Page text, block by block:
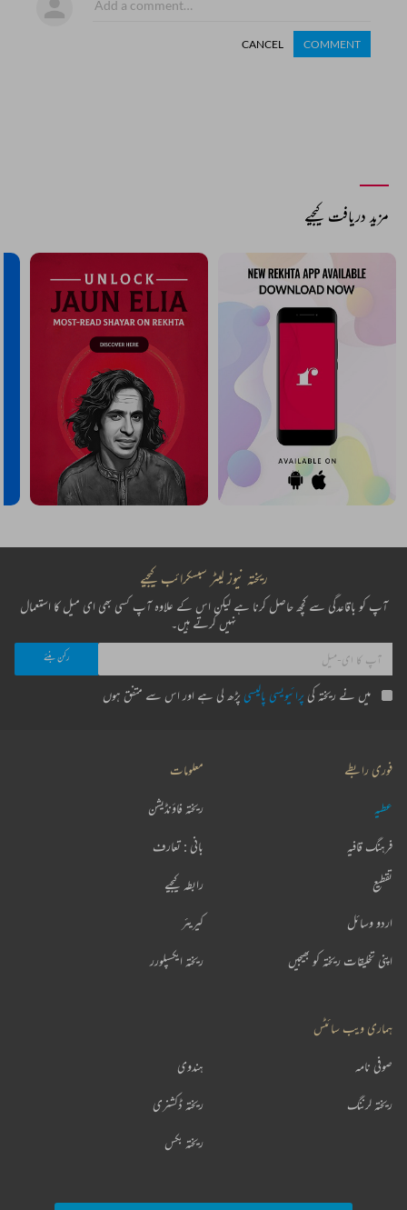
CANCEL COMMENT
مزید دریافت کیجیے
ریختہ نیوز لیٹر سبسکرائب کیجیے
آپ کو باقاعدگی سے کچھ حاصل کرنا ہے لیکن اس کے علاوہ آپ کسی بھی ای میل کا استعمال
نہیں کرتے ہیں۔
میں نے ریختہ کی پرائیویسی پالیسی پڑھ لی ہے اور اس سے متفق ہوں
فوری رابطے
عطیہ
فرہنگ قافیہ
تقطیع
اردو وسائل
اپنی تخلیقات ریختہ کو بھیجیں
معلومات
ریختہ فاؤنڈیشن
بانی : تعارف
رابطہ کیجیے
کیریئر
ریختہ ایکسپلورر
ہماری ویب سائٹس
ہندوی صوفی نامہ
ریختہ ڈکشنری ریختہ لرننگ
ریختہ بکس